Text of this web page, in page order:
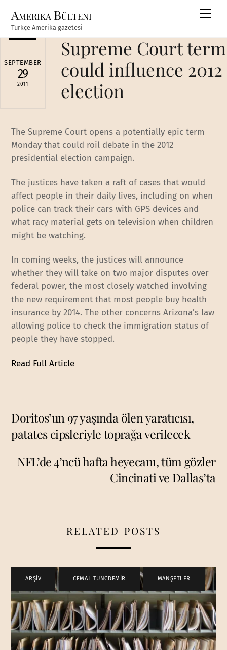
content
Amerika Bülteni
Türkçe Amerika gazetesi
SEPTEMBER
29
2011
Supreme Court term
could influence 2012
election
The Supreme Court opens a potentially epic term
Monday that could roil debate in the 2012
presidential election campaign.
The justices have taken a raft of cases that would
affect people in their daily lives, including on when
police can track their cars with GPS devices and
what racy material gets on television when children
might be watching.
In coming weeks, the justices will announce
whether they will take on two major disputes over
federal power, the most closely watched involving
the new requirement that most people buy health
insurance by 2014. The other concerns Arizona’s law
allowing police to check the immigration status of
people they have stopped.
Read Full Article
Doritos’un 97 yaşında ölen yaratıcısı,
patates cipsleriyle toprağa verilecek
NFL’de 4’ncü hafta heyecanı, tüm gözler
Cincinati ve Dallas’ta
RELATED POSTS
ARŞİV CEMAL TUNCDEMİR , MANŞETLER